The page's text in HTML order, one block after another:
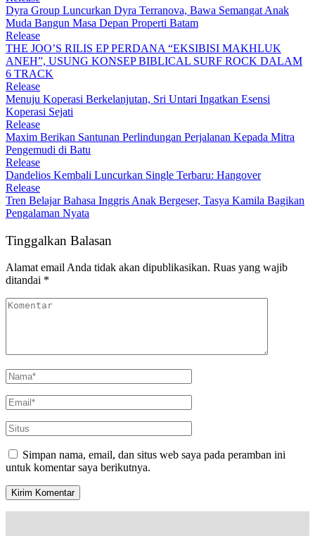
Dyra Group Luncurkan Dyra Terranova, Bawa Semangat Anak
Muda Bangun Masa Depan Properti Batam
Release
THE JOO’S RILIS EP PERDANA “EKSIBISI MAKHLUK
ANEH”, USUNG KONSEP BIBLICAL SURF ROCK DALAM
6 TRACK
Release
Menuju Koperasi Berkelanjutan, Sri Untari Ingatkan Esensi
Koperasi Sejati
Release
Maxim Berikan Santunan Perlindungan Perjalanan Kepada Mitra
Pengemudi di Batu
Release
Dandelios Kembali Luncurkan Single Terbaru: Hangover
Release
Tren Belajar Bahasa Inggris Anak Bergeser, Tasya Kamila Bagikan
Pengalaman Nyata
Tinggalkan Balasan
Alamat email Anda tidak akan dipublikasikan. Ruas yang wajib
ditandai *
Simpan nama, email, dan situs web saya pada peramban ini
untuk komentar saya berikutnya.